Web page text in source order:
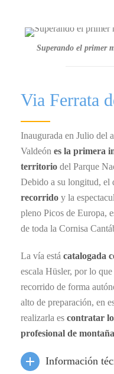
Superando el primer
Via Ferrata
Inaugurada en Julio del
Valdeón es la primera
territorio del Parque
Debido a su longitud, el
recorrido y la
pleno Picos de Europa,
de toda la Cornisa
La vía está catalogada
escala Hüsler, por lo
recorrido de forma
alto de preparación, en
realizarla es contratar
profesional de montaña
Información